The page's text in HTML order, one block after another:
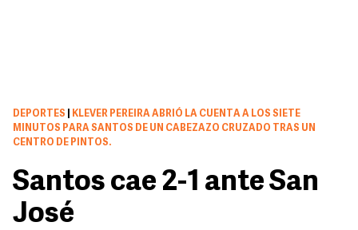
DEPORTES
KLEVER PEREIRA ABRIÓ LA CUENTA A LOS SIETE
MINUTOS PARA SANTOS DE UN CABEZAZO CRUZADO TRAS UN
CENTRO DE PINTOS.
Santos cae 2-1 ante San
José